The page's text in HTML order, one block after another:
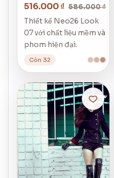
516.000 ₫ 586.000 ₫
Thiết kế Neo26 Look
07 với chất liệu mềm và
phom hiện đại.
Còn 32